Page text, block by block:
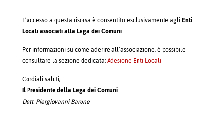
L’accesso a questa risorsa è consentito esclusivamente agliEnti
Locali associati alla Lega dei Comuni.
Per informazioni su come aderire all’associazione, è possibile
consultare la sezione dedicata:Adesione Enti Locali
Cordiali saluti,
Il Presidente della Lega dei Comuni
Dott. Piergiovanni Barone